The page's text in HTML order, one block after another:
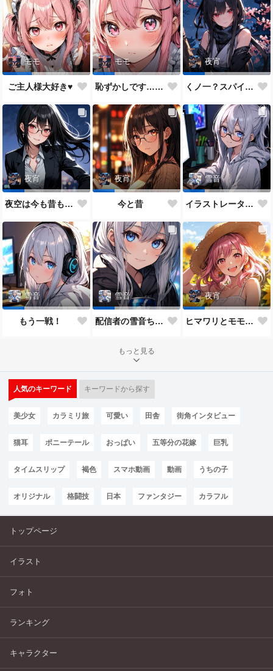
モモ
ご主人様大好き♥
モモ
恥ずかしです…ご主人様♥
夜宵
くノ一？スパイ？どっちがいいかな？
夜宵
夜空は今も昔も変わらないね♥
夜宵
今と昔
雪音
イラストレーター雪音ちゃん🎵
雪音
もう一戦！
雪音
配信者の雪音ちゃん
夜宵
ヒマワリとモモちゃん♥
もっと見る
人気のキーワード キーワードから探す
美少女 カラミリ旅 可愛い 田舎 街角インタビュー
猫耳 ポニーテール おっぱい 五等分の花嫁 巨乳
タイムスリップ 褐色 スマホ動画 動画 うちの子
オリジナル 格闘技 日本 ファンタジー カラフル
トップページ
イラスト
フォト
ランキング
キャラクター